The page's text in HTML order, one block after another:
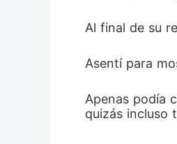
Al final de su
Asentí para
Apenas podía
quizás incluso